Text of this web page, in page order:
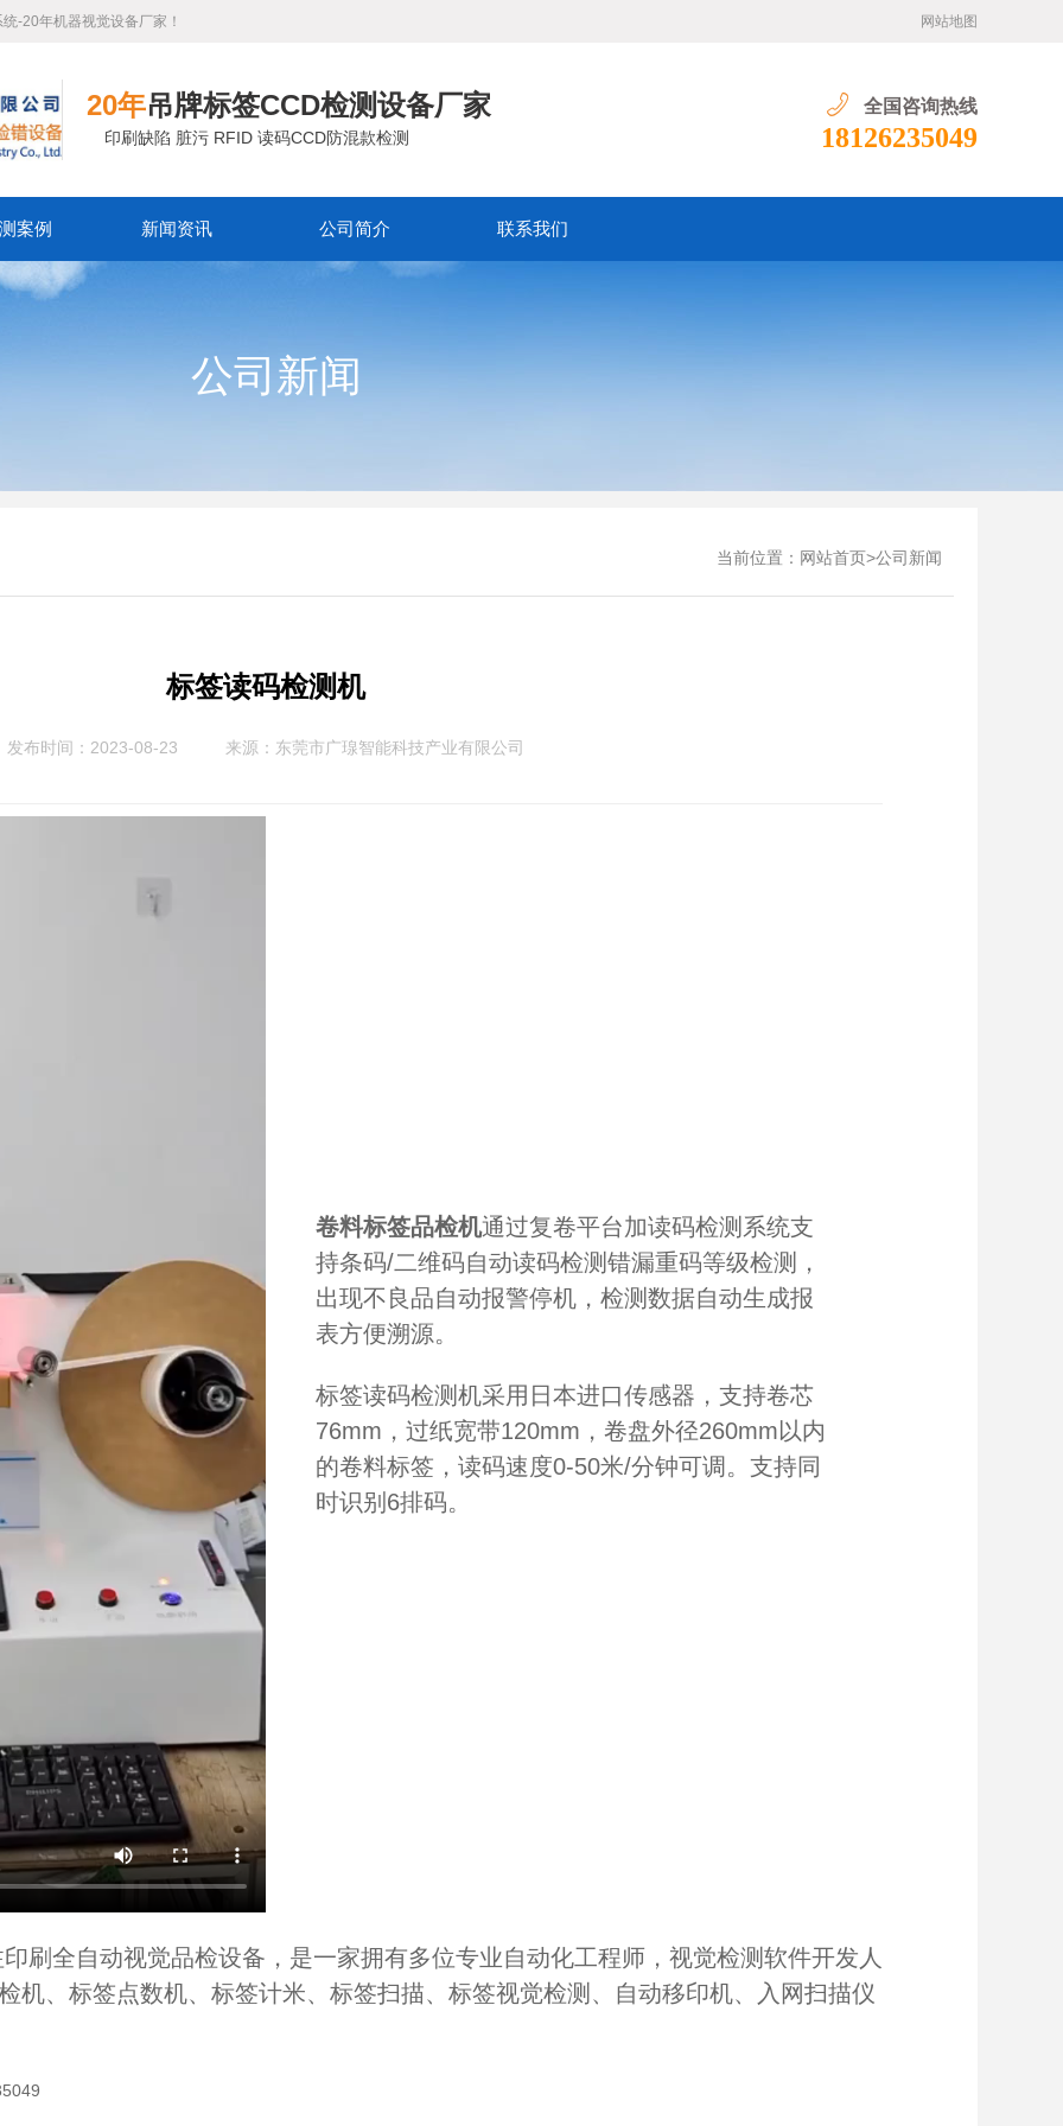
-20年机器视觉设备厂家！ 网站地图
20年吊牌标签CCD检测设备厂家
印刷缺陷 脏污 RFID 读码CCD防混款检测
全国咨询热线
18126235049
案例 新闻资讯 公司简介 联系我们
公司新闻
当前位置： 网站首页 >公司新闻
标签读码检测机
发布时间：2023-08-23 来源： 东莞市广瑔智能科技产业有限公司
卷料标签品检机通过复卷平台加读码检测系统支
持条码/二维码自动读码检测错漏重码等级检测，
出现不良品自动报警停机，检测数据自动生成报
表方便溯源。
标签读码检测机采用日本进口传感器，支持卷芯
76mm，过纸宽带120mm，卷盘外径260mm以内
的卷料标签，读码速度0-50米/分钟可调。支持同
时识别6排码。
刷全自动视觉品检设备，是一家拥有多位专业自动化工程师，视觉检测软件开发人
机、标签点数机、标签计米、标签扫描、标签视觉检测、自动移印机、入网扫描仪